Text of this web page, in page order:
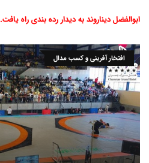
ابوالفضل دیناروند به دیدار رده بندی راه یافت.
افتخار آفرینی و کسب مدال